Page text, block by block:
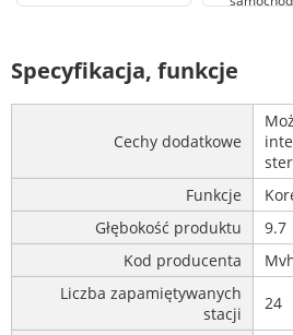
Specyfikacja, funkcje
Cechy dodatkowe
Funkcje
Głębokość produktu
9.7
Kod producenta
Liczba zapamiętywanych
stacji
24